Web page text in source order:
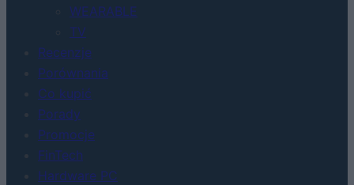
WEARABLE
TV
Recenzje
Porównania
Co kupić
Porady
Promocje
FinTech
Hardware PC